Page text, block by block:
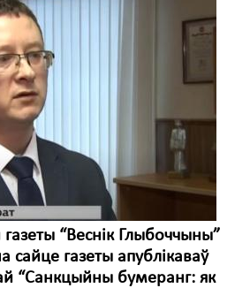
“Веснік Глыбоччыны”
сайце газеты апублікаваў
“Санкцыйны бумеранг: як